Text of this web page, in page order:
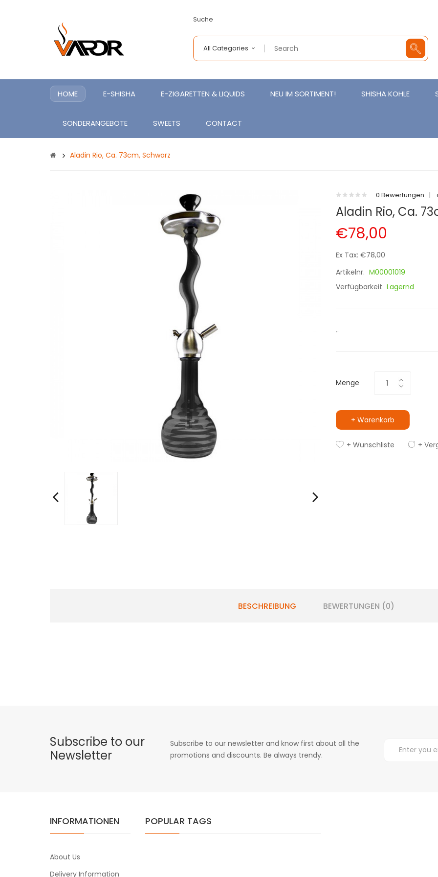
Suche
All Categories
HOME E-SHISHA E-ZIGARETTEN & LIQUIDS NEU IM SORTIMENT! SHISHA KOHLE
SONDERANGEBOTE SWEETS CONTACT
Aladin Rio, Ca. 73cm, Schwarz
0 Bewertungen |
Aladin Rio, Ca.
€78,00
Ex Tax: €78,00
Artikelnr. M00001019
Verfügbarkeit Lagernd
..
Menge
+ Warenkorb
+ Wunschliste +
BESCHREIBUNG BEWERTUNGEN (0)
Subscribe to our
Newsletter
Subscribe to our newsletter and know first about all the
promotions and discounts. Be always trendy.
INFORMATIONEN
About Us
Delivery Information
POPULAR TAGS